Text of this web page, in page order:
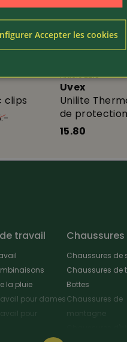
clips
Article 2218
Uvex
Unilite
de protection
15.80
travail
la pluie
pour dames
pour
Chaussures
Chaussures de
Chaussures de
Bottes
Chaussures de
montagne
Accepter les cookies